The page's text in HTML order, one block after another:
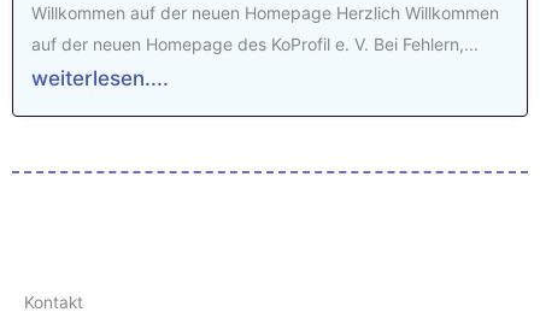
Willkommen auf der neuen Homepage Herzlich Willkommen
auf der neuen Homepage des KoProfil e. V. Bei Fehlern,...
weiterlesen....
Kontakt